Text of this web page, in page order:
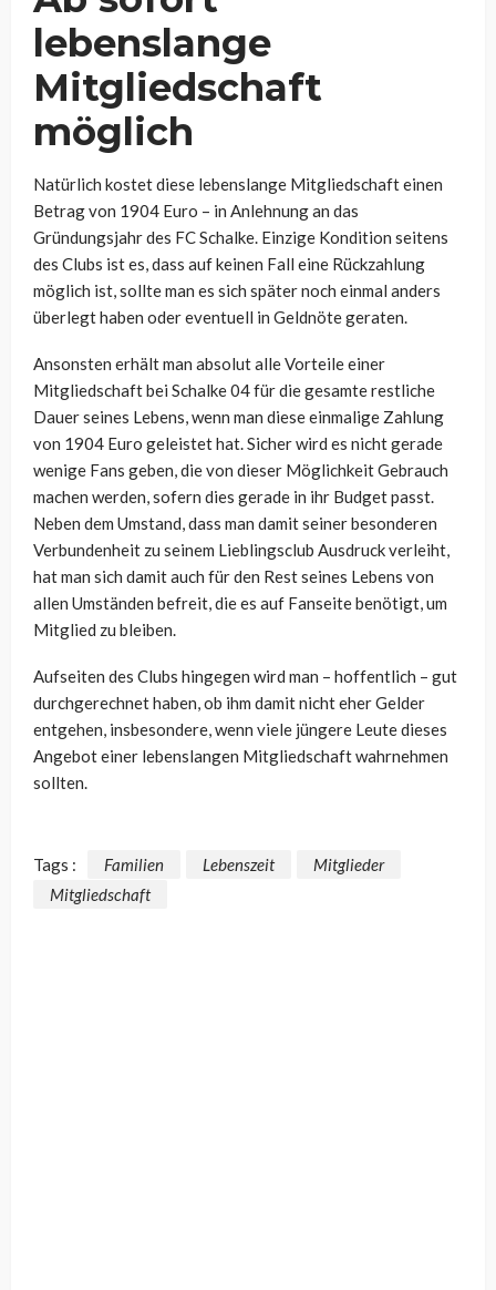
lebenslange
Mitgliedschaft
möglich
Natürlich kostet diese lebenslange Mitgliedschaft einen
Betrag von 1904 Euro – in Anlehnung an das
Gründungsjahr des FC Schalke. Einzige Kondition seitens
des Clubs ist es, dass auf keinen Fall eine Rückzahlung
möglich ist, sollte man es sich später noch einmal anders
überlegt haben oder eventuell in Geldnöte geraten.
Ansonsten erhält man absolut alle Vorteile einer
Mitgliedschaft bei Schalke 04 für die gesamte restliche
Dauer seines Lebens, wenn man diese einmalige Zahlung
von 1904 Euro geleistet hat. Sicher wird es nicht gerade
wenige Fans geben, die von dieser Möglichkeit Gebrauch
machen werden, sofern dies gerade in ihr Budget passt.
Neben dem Umstand, dass man damit seiner besonderen
Verbundenheit zu seinem Lieblingsclub Ausdruck verleiht,
hat man sich damit auch für den Rest seines Lebens von
allen Umständen befreit, die es auf Fanseite benötigt, um
Mitglied zu bleiben.
Aufseiten des Clubs hingegen wird man – hoffentlich – gut
durchgerechnet haben, ob ihm damit nicht eher Gelder
entgehen, insbesondere, wenn viele jüngere Leute dieses
Angebot einer lebenslangen Mitgliedschaft wahrnehmen
sollten.
Tags : Familien Lebenszeit
Mitglieder
Mitgliedschaft